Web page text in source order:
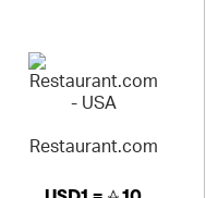
Restaurant.com